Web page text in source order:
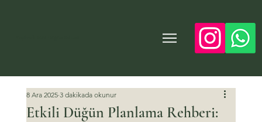
Etkili Düğün Planlama Rehberi:
8 Ara 2025 3 dakikada okunur